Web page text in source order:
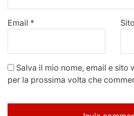
Email *
Salva il mio nome, email e sito
per la prossima volta che